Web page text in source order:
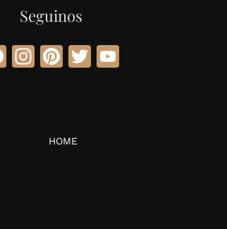
Seguinos
Facebook
Instagram
Pinterest
TwitterYouTube
HOME